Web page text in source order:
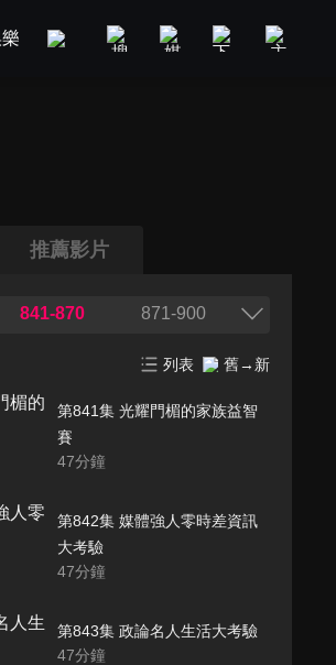
美食旅遊 新聞政論
推薦影片
841-870 871-900
列表 舊→新
第841集 光耀門楣的家族益智
賽
47分鐘
第842集 媒體強人零時差資訊
大考驗
47分鐘
第843集 政論名人生活大考驗
47分鐘